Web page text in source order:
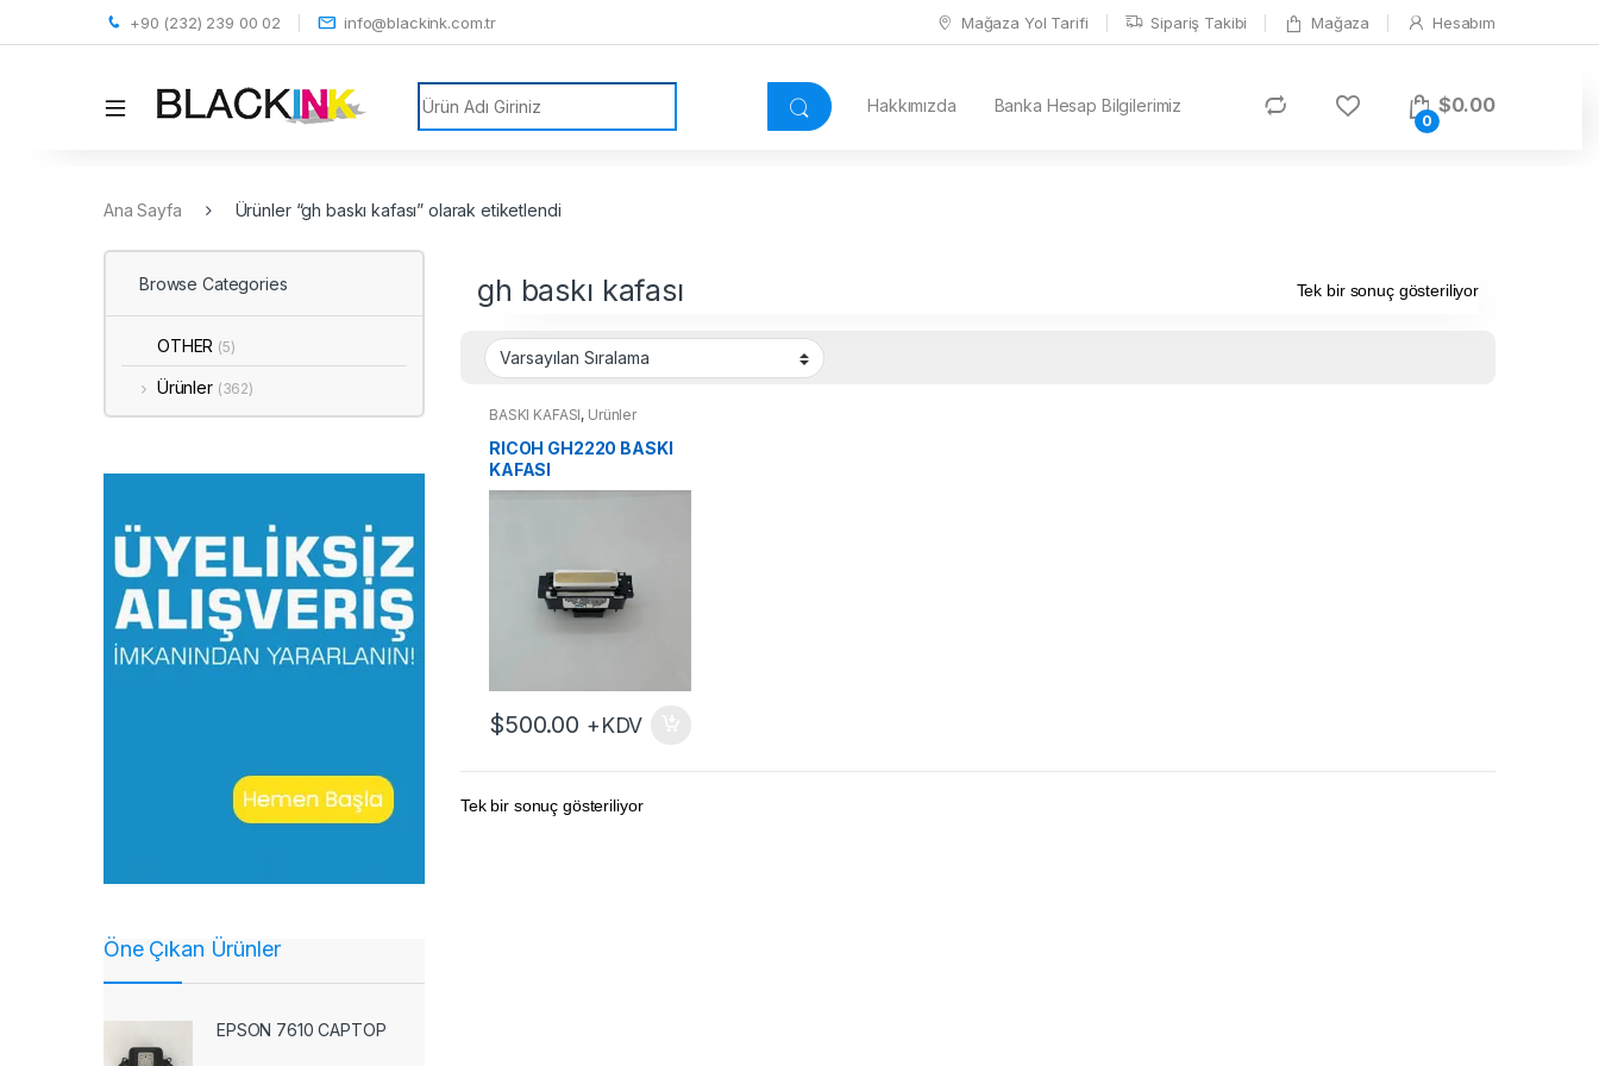
+90 (232) 239 00 02 info@blackink.com.tr Mağaza Yol Tarifi Sipariş Takibi Mağaza Hesabım
Search for:
Hakkımızda Banka Hesap Bilgilerimiz
0
$0.00
Ana Sayfa Ürünler “gh baskı kafası” olarak etiketlendi
gh baskı kafası Tek bir sonuç gösteriliyor
BASKI KAFASI, Ürünler
RICOH GH2220 BASKI
KAFASI
$500.00 +KDV
Tek bir sonuç gösteriliyor
Browse Categories
OTHER (5)
Ürünler (362)
Öne Çıkan Ürünler
EPSON 7610 CAPTOP